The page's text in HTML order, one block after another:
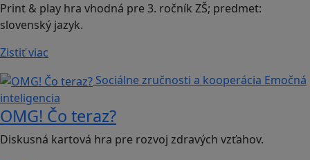
Print & play hra vhodná pre 3. ročník ZŠ; predmet:
slovenský jazyk.
Zistiť viac
Sociálne zručnosti a kooperácia Emočná
inteligencia
OMG! Čo teraz?
Diskusná kartová hra pre rozvoj zdravých vzťahov.